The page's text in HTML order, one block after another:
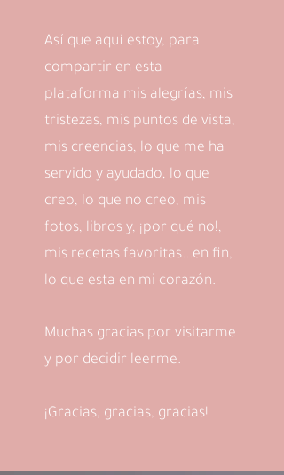
Así que aquí estoy, para
compartir en esta
plataforma mis alegrías, mis
tristezas, mis puntos de vista,
mis creencias, lo que me ha
servido y ayudado, lo que
creo, lo que no creo, mis
fotos, libros y, ¡por qué no!,
mis recetas favoritas...en fin,
lo que esta en mi corazón.
Muchas gracias por visitarme
y por decidir leerme.
¡Gracias, gracias, gracias!